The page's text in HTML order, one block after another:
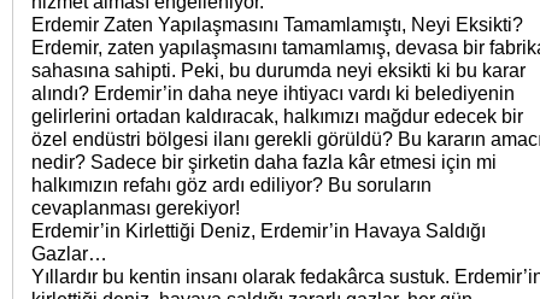
Erdemir Zaten Yapılaşmasını Tamamlamıştı, Neyi Eksikti?
Erdemir, zaten yapılaşmasını tamamlamış, devasa bir
sahasına sahipti. Peki, bu durumda neyi eksikti ki bu karar
alındı? Erdemir’in daha neye ihtiyacı vardı ki belediyenin
gelirlerini ortadan kaldıracak, halkımızı mağdur edecek bir
özel endüstri bölgesi ilanı gerekli görüldü? Bu kararın
nedir? Sadece bir şirketin daha fazla kâr etmesi için mi
halkımızın refahı göz ardı ediliyor? Bu soruların
cevaplanması gerekiyor!
Erdemir’in Kirlettiği Deniz, Erdemir’in Havaya Saldığı
Gazlar…
Yıllardır bu kentin insanı olarak fedakârca sustuk.